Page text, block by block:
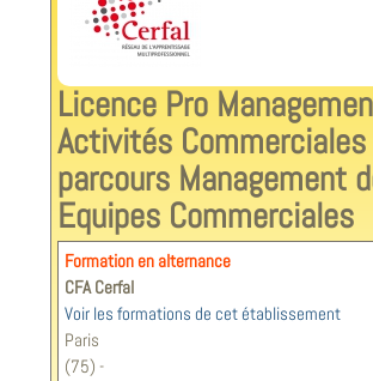
Licence Pro
Activités Commerciales
parcours Management
Equipes Commerciales
Formation en alternance
CFA Cerfal
Voir les formations de cet établissement
Paris
(75) -